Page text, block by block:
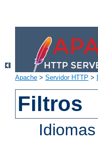
Apache > Servidor HTTP >
Filtros